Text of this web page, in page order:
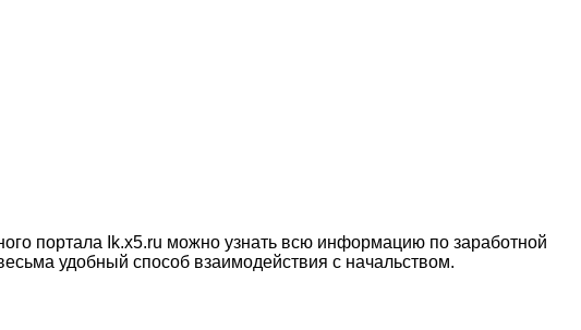
портала Ik.x5.ru можно узнать всю информацию по заработной
удобный способ взаимодействия с начальством.